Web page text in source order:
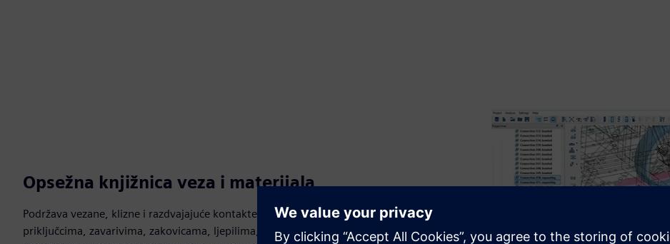
Opsežna knjižnica veza i materijala
Podržava vezane, klizne i razdvajajuće kontakte s trenjem, zajedno s vijcima, virtualnim
priključcima, zavarivima, zakovicama, ljepilima, spojevima i čahurama. Simcenter